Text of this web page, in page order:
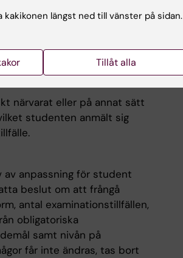
har rätt att
Om studenten ej är
att uppsöka
underkända
närvarat eller på annat sätt
studenten anmält sig
av anpassning för student
beslut om att frångå
antal examinationstillfällen,
obligatoriska
samt nivån på
får inte ändras, tas bort
längst ned till vänster på sidan.
Tillåt alla